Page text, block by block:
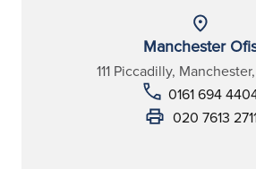
Manchester
111 Piccadilly,
0161 694
020 7613